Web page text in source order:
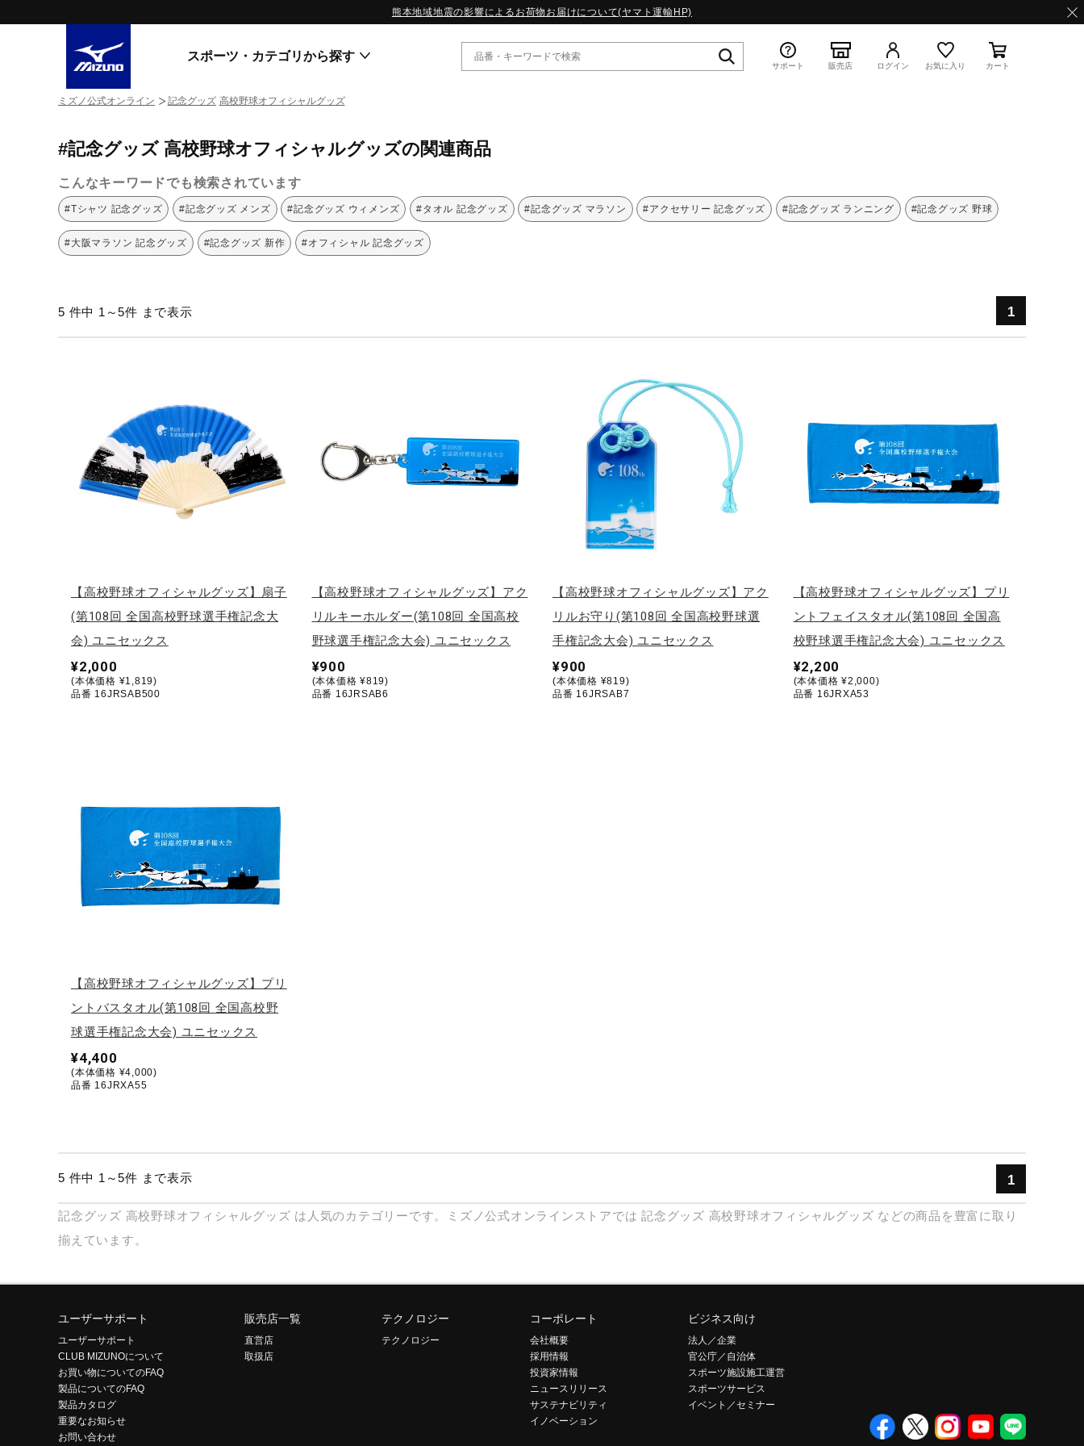
熊本地域地震の影響によるお荷物お届けについて(ヤマト運輸HP)
スポーツ・カテゴリから探す
ライフスタイルウエア
ランニング
サッカー／フットサル
トレーニング
陸上競技
卓球
ソフトボール
ワーキング
ウォーキングシューズ
ライフスタイルグッズ
インナー
寝具／ミズノスリープ
ジュニア／キッズ
コラボ／ライセンス
セール
WAVE PROPHECY
MORELIA LS
WAVE RIDER
MXR
ゴアテックス
W.PROPHECY1｜特集
WP MAGIC MITA｜特集
WP STRAP｜特集
スペシャルカラーパック｜特集
スニーカー商品をすべて見る
サポート 販売店 ログイン お気に入り カート
ミズノ公式オンライン 記念グッズ 高校野球オフィシャルグッズ
#記念グッズ 高校野球オフィシャルグッズの関連商品
こんなキーワードでも検索されています
#Tシャツ 記念グッズ #記念グッズ メンズ #記念グッズ ウィメンズ #タオル 記念グッズ #記念グッズ マラソン #アクセサリー 記念グッズ #記念グッズ ランニング #記念グッズ 野球
#大阪マラソン 記念グッズ #記念グッズ 新作 #オフィシャル 記念グッズ
5 件中 1～5件 まで表示 1
【高校野球オフィシャルグッズ】扇子
(第108回 全国高校野球選手権記念大
会) ユニセックス
¥2,000
(本体価格 ¥1,819)
品番 16JRSAB500
【高校野球オフィシャルグッズ】アク
リルキーホルダー(第108回 全国高校
野球選手権記念大会) ユニセックス
¥900
(本体価格 ¥819)
品番 16JRSAB6
【高校野球オフィシャルグッズ】アク
リルお守り(第108回 全国高校野球選
手権記念大会) ユニセックス
¥900
(本体価格 ¥819)
品番 16JRSAB7
【高校野球オフィシャルグッズ】プリ
ントフェイスタオル(第108回 全国高
校野球選手権記念大会) ユニセックス
¥2,200
(本体価格 ¥2,000)
品番 16JRXA53
【高校野球オフィシャルグッズ】プリ
ントバスタオル(第108回 全国高校野
球選手権記念大会) ユニセックス
¥4,400
(本体価格 ¥4,000)
品番 16JRXA55
5 件中 1～5件 まで表示 1
記念グッズ 高校野球オフィシャルグッズ は人気のカテゴリーです。ミズノ公式オンラインストアでは 記念グッズ 高校野球オフィシャルグッズ などの商品を豊富に取り
揃えています。
ユーザーサポート
ユーザーサポート
CLUB MIZUNOについて
お買い物についてのFAQ
製品についてのFAQ
製品カタログ
重要なお知らせ
お問い合わせ
販売店一覧
直営店
取扱店
テクノロジー
テクノロジー
コーポレート
会社概要
採用情報
投資家情報
ニュースリリース
サステナビリティ
イノベーション
ビジネス向け
法人／企業
官公庁／自治体
スポーツ施設施工運営
スポーツサービス
イベント／セミナー